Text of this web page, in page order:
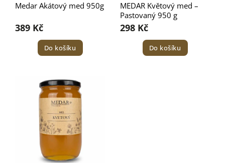
Medar Akátový med 950g
389 Kč
Do košíku
MEDAR Květový med –
Pastovaný 950 g
298 Kč
Do košíku